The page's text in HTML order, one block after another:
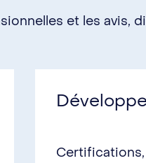
et les avis,
Certifications,